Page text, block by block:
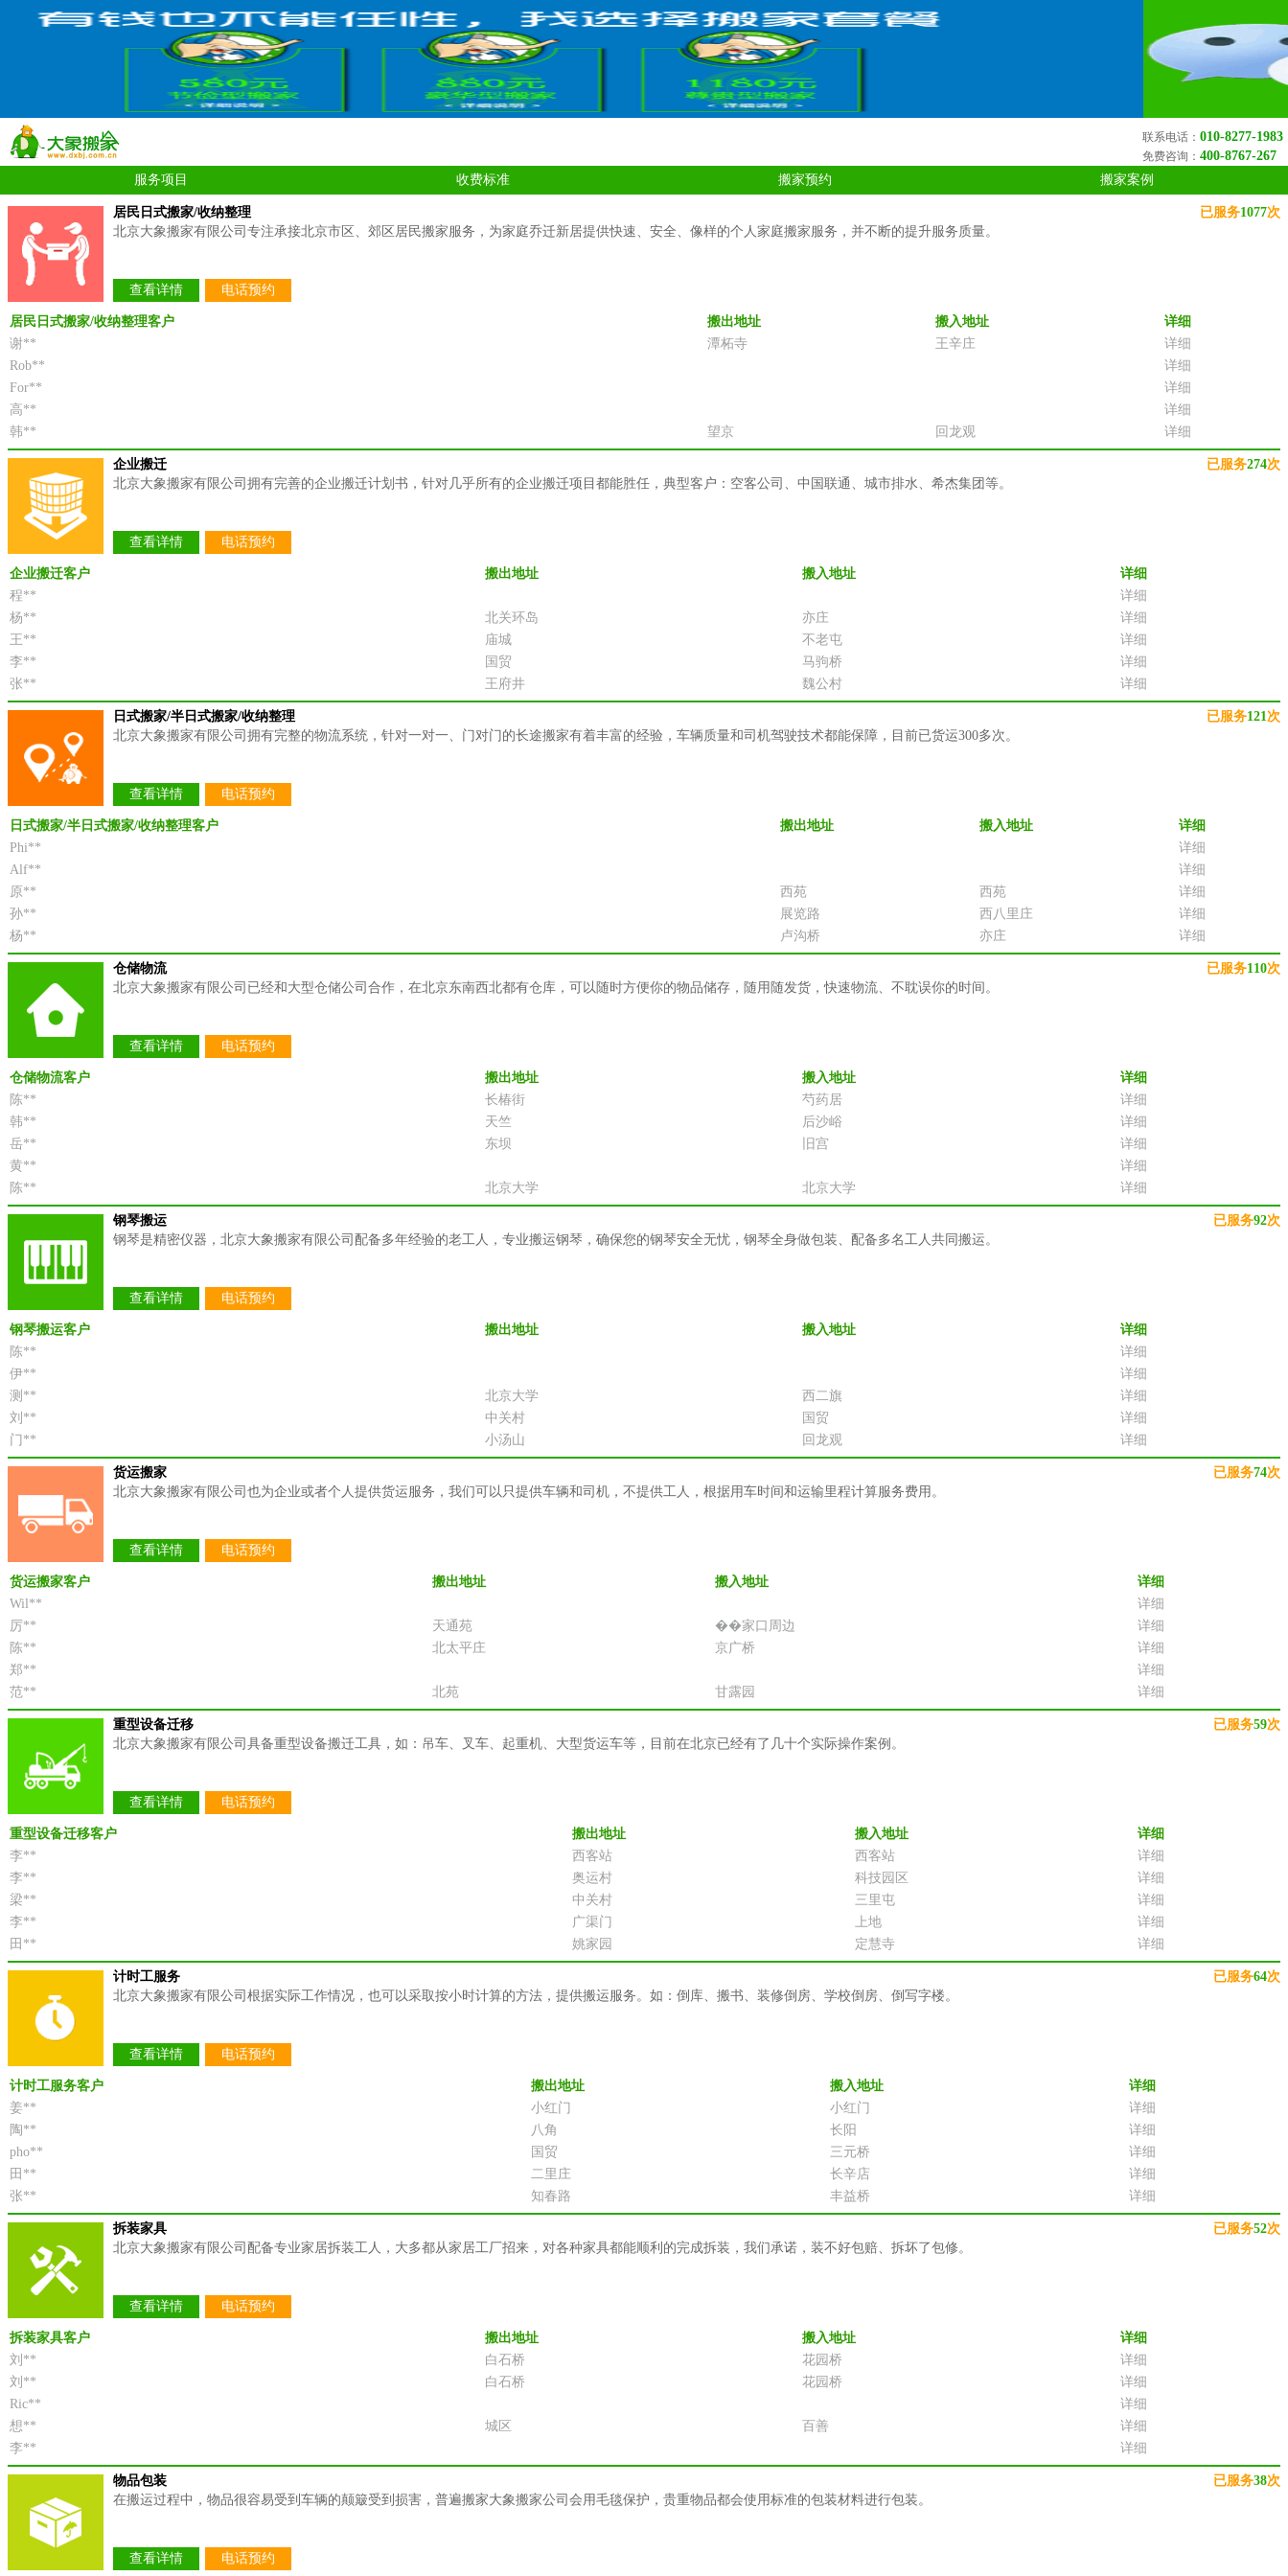
联系电话： 010-8277-1983
免费咨询： 400-8767-267
服务项目
收费标准 搬家预约 搬家案例
已服务1077次
居民日式搬家/收纳整理
北京大象搬家有限公司专注承接北京市区、郊区居民搬家服务，为家庭乔迁新居提供快速、安全、像样的个人家庭搬家服务，并不断的提升服务质量。
查看详情 电话预约
居民日式搬家/收纳整理客户 搬出地址 搬入地址
详细
谢**
潭柘寺 王辛庄
详细
Rob**
详细
For**
详细
高**
详细
韩**
望京 回龙观 详细
已服务274次
企业搬迁
北京大象搬家有限公司拥有完善的企业搬迁计划书，针对几乎所有的企业搬迁项目都能胜任，典型客户：空客公司、中国联通、城市排水、希杰集团等。
查看详情 电话预约
企业搬迁客户 搬出地址 搬入地址
详细
程**
详细
杨**
北关环岛 亦庄
详细
王**
庙城 不老屯
详细
李**
国贸 马驹桥
详细
张**
王府井 魏公村 详细
已服务121次
日式搬家/半日式搬家/收纳整理
北京大象搬家有限公司拥有完整的物流系统，针对一对一、门对门的长途搬家有着丰富的经验，车辆质量和司机驾驶技术都能保障，目前已货运300多次。
查看详情 电话预约
日式搬家/半日式搬家/收纳整理客户 搬出地址 搬入地址
详细
Phi**
详细
Alf**
详细
原**
西苑 西苑
详细
孙**
展览路 西八里庄
详细
杨**
卢沟桥 亦庄 详细
已服务110次
仓储物流
北京大象搬家有限公司已经和大型仓储公司合作，在北京东南西北都有仓库，可以随时方便你的物品储存，随用随发货，快速物流、不耽误你的时间。
查看详情 电话预约
仓储物流客户 搬出地址 搬入地址
详细
陈**
长椿街 芍药居
详细
韩**
天竺 后沙峪
详细
岳**
东坝 旧宫
详细
黄**
详细
陈**
北京大学 北京大学 详细
已服务92次
钢琴搬运
钢琴是精密仪器，北京大象搬家有限公司配备多年经验的老工人，专业搬运钢琴，确保您的钢琴安全无忧，钢琴全身做包装、配备多名工人共同搬运。
查看详情 电话预约
钢琴搬运客户 搬出地址 搬入地址
详细
陈**
详细
伊**
详细
测**
北京大学 西二旗
详细
刘**
中关村 国贸
详细
门**
小汤山 回龙观 详细
已服务74次
货运搬家
北京大象搬家有限公司也为企业或者个人提供货运服务，我们可以只提供车辆和司机，不提供工人，根据用车时间和运输里程计算服务费用。
查看详情 电话预约
货运搬家客户 搬出地址 搬入地址
详细
Wil**
详细
厉**
天通苑 ��家口周边
详细
陈**
北太平庄 京广桥
详细
郑**
详细
范**
北苑 甘露园 详细
已服务59次
重型设备迁移
北京大象搬家有限公司具备重型设备搬迁工具，如：吊车、叉车、起重机、大型货运车等，目前在北京已经有了几十个实际操作案例。
查看详情 电话预约
重型设备迁移客户 搬出地址 搬入地址
详细
李**
西客站 西客站
详细
李**
奥运村 科技园区
详细
梁**
中关村 三里屯
详细
李**
广渠门 上地
详细
田**
姚家园 定慧寺 详细
已服务64次
计时工服务
北京大象搬家有限公司根据实际工作情况，也可以采取按小时计算的方法，提供搬运服务。如：倒库、搬书、装修倒房、学校倒房、倒写字楼。
查看详情 电话预约
计时工服务客户 搬出地址 搬入地址
详细
姜**
小红门 小红门
详细
陶**
八角 长阳
详细
pho**
国贸 三元桥
详细
田**
二里庄 长辛店
详细
张**
知春路 丰益桥 详细
已服务52次
拆装家具
北京大象搬家有限公司配备专业家居拆装工人，大多都从家居工厂招来，对各种家具都能顺利的完成拆装，我们承诺，装不好包赔、拆坏了包修。
查看详情 电话预约
拆装家具客户 搬出地址 搬入地址
详细
刘**
白石桥 花园桥
详细
刘**
白石桥 花园桥
详细
Ric**
详细
想**
城区 百善
详细
李**
详细
已服务38次
物品包装
在搬运过程中，物品很容易受到车辆的颠簸受到损害，普遍搬家大象搬家公司会用毛毯保护，贵重物品都会使用标准的包装材料进行包装。
查看详情 电话预约